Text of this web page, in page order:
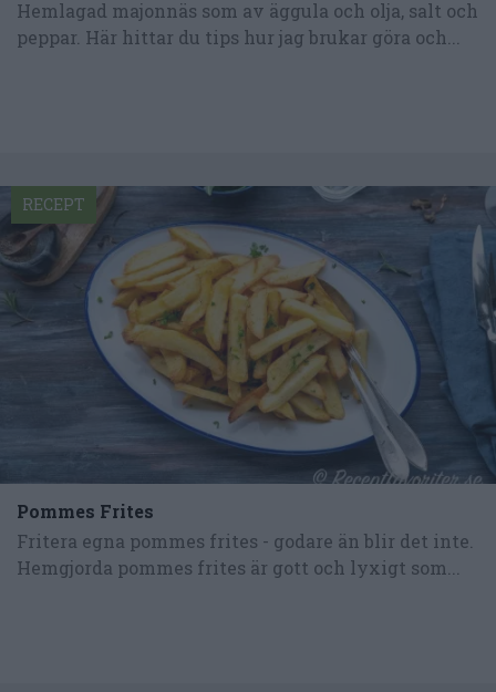
Hemlagad majonnäs som av äggula och olja, salt och
peppar. Här hittar du tips hur jag brukar göra och...
Pommes Frites
Fritera egna pommes frites - godare än blir det inte.
Hemgjorda pommes frites är gott och lyxigt som...
RECEPT